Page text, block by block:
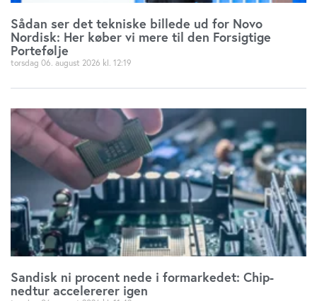
Sådan ser det tekniske billede ud for Novo
Nordisk: Her køber vi mere til den Forsigtige
Portefølje
torsdag 06. august 2026 12:19
Sandisk ni procent nede i formarkedet: Chip-
nedtur accelererer igen